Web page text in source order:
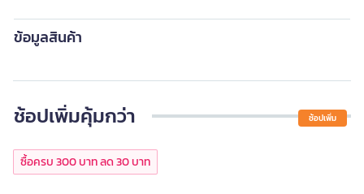
ข้อมูลสินค้า
ช้อปเพิ่มคุ้มกว่า ช้อปเพิ่ม
ซื้อครบ 300 บาท ลด 30 บาท